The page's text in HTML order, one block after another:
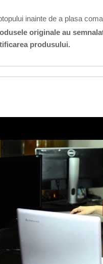
inainte de a plasa
originale au
produsului.